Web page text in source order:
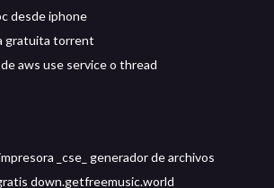
desde iphone
gratuita torrent
aws use service o thread
_cse_ generador de archivos
down.getfreemusic.world